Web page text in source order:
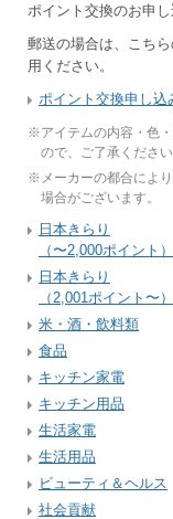
ポイント交換のお申し
郵送の場合は、こち
用ください。
ポイント交換申し込
※アイテムの内容・色
ので、ご了承ください
※ メーカーの都合によ
場合がございます。
日本きらり
（〜2,000ポイント）
日本きらり
（2,001ポイント〜）
米・酒・飲料類
食品
キッチン家電
キッチン用品
生活家電
生活用品
ビューティ＆ヘルス
社会貢献